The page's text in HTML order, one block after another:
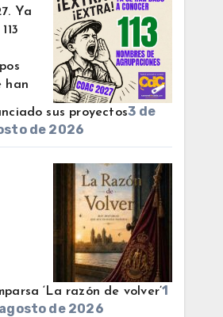
Ya
han
sus proyectos3 de
de 2026
‘La razón de volver’1
de 2026